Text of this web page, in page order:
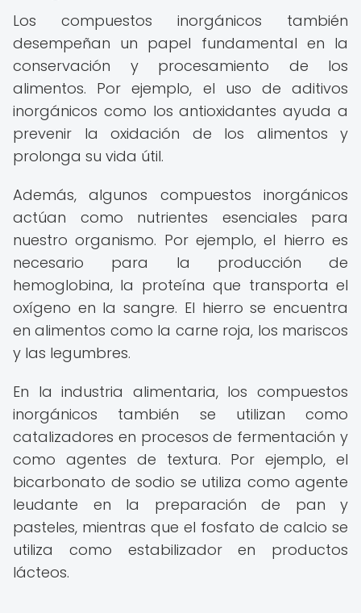
Los compuestos inorgánicos también
desempeñan un papel fundamental en la
conservación y procesamiento de los
alimentos. Por ejemplo, el uso de aditivos
inorgánicos como los antioxidantes ayuda a
prevenir la oxidación de los alimentos y
prolonga su vida útil.
Además, algunos compuestos inorgánicos
actúan como nutrientes esenciales para
nuestro organismo. Por ejemplo, el hierro es
necesario para la producción de
hemoglobina, la proteína que transporta el
oxígeno en la sangre. El hierro se encuentra
en alimentos como la carne roja, los mariscos
y las legumbres.
En la industria alimentaria, los compuestos
inorgánicos también se utilizan como
catalizadores en procesos de fermentación y
como agentes de textura. Por ejemplo, el
bicarbonato de sodio se utiliza como agente
leudante en la preparación de pan y
pasteles, mientras que el fosfato de calcio se
utiliza como estabilizador en productos
lácteos.